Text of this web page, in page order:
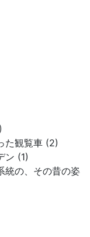
た観覧車 (2)
ン (1)
統の、その昔の姿